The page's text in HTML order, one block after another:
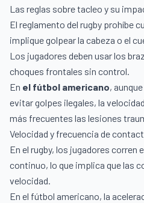
Las reglas sobre tacleo y su
El reglamento del rugby prohíbe
implique golpear la cabeza o el
Los jugadores deben usar los
choques frontales sin control.
En el fútbol americano,
evitar golpes ilegales, la
más frecuentes las lesiones
Velocidad y frecuencia de
En el rugby, los jugadores corren
continuo, lo que implica que las
velocidad.
En el fútbol americano, la